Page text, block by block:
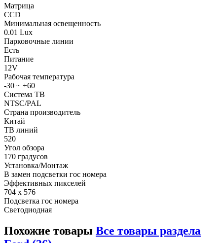
Матрица
CCD
Минимальная освещенность
0.01 Lux
Парковочные линии
Есть
Питание
12V
Рабочая температура
-30 ~ +60
Система ТВ
NTSC/PAL
Страна производитель
Китай
ТВ линий
520
Угол обзора
170 градусов
Установка/Монтаж
В замен подсветки гос номера
Эффективных пикселей
704 x 576
Подсветка гос номера
Светодиодная
Похожие товары Все товары раздела